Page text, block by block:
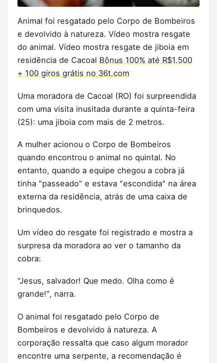
Animal foi resgatado pelo Corpo de Bombeiros
e devolvido à natureza. Vídeo mostra resgate
do animal. Vídeo mostra resgate de jiboia em
residência de Cacoal Bônus 100% até R$1.500
+ 100 giros grátis no 36t.com
Uma moradora de Cacoal (RO) foi surpreendida
com uma visita inusitada durante a quinta-feira
(25): uma jiboia com mais de 2 metros.
A mulher acionou o Corpo de Bombeiros
quando encontrou o animal no quintal. No
entanto, quando a equipe chegou a cobra já
tinha "passeado" e estava "escondida" na área
externa da residência, atrás de uma caixa de
brinquedos.
Um vídeo do resgate foi registrado e mostra a
surpresa da moradora ao ver o tamanho da
cobra:
"Jesus, salvador! Que medo. Olha como é
grande!", narra.
O animal foi resgatado pelo Corpo de
Bombeiros e devolvido à natureza. A
corporação ressalta que caso algum morador
encontre uma serpente, a recomendação é